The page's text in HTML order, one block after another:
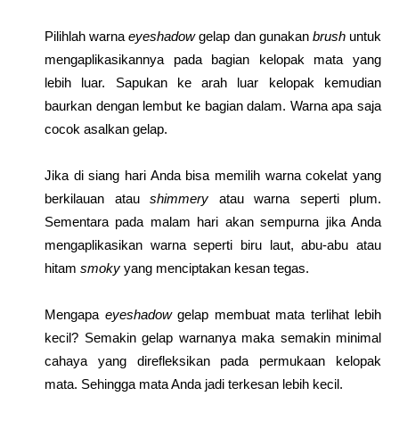
Pilihlah warnaeyeshadowgelap dan gunakan brushuntuk
mengaplikasikannya pada bagian kelopak mata yang
lebih luar. Sapukan ke arah luar kelopak kemudian
baurkan dengan lembut ke bagian dalam. Warna apa saja
cocok asalkan gelap.
Jika di siang hari Anda bisa memilih warna cokelat yang
berkilauan atau shimmery atau warna seperti plum.
Sementara pada malam hari akan sempurna jika Anda
mengaplikasikan warna seperti biru laut, abu-abu atau
hitam smoky yang menciptakan kesan tegas.
Mengapa eyeshadow gelap membuat mata terlihat lebih
kecil? Semakin gelap warnanya maka semakin minimal
cahaya yang direfleksikan pada permukaan kelopak
mata. Sehingga mata Anda jadi terkesan lebih kecil.